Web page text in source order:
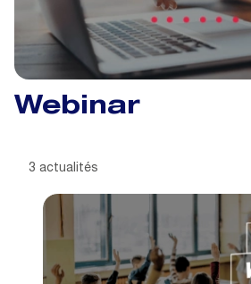
Webinar
3 actualités